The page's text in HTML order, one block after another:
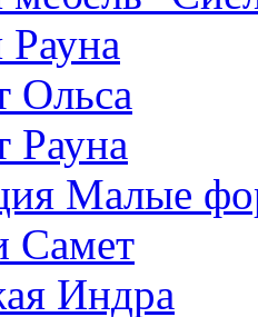
Рауна
Ольса
Рауна
Малые
Самет
Индра